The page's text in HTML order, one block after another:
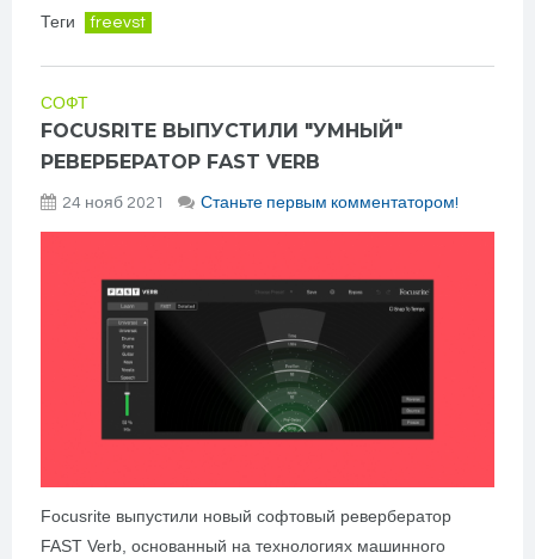
Теги freevst
СОФТ
FOCUSRITE ВЫПУСТИЛИ "УМНЫЙ"
РЕВЕРБЕРАТОР FAST VERB
24 нояб 2021 Станьте первым комментатором!
Focusrite выпустили новый софтовый ревербератор
FAST Verb, основанный на технологиях машинного